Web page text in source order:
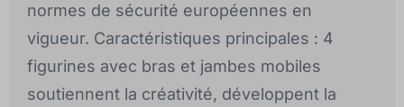
normes de sécurité européennes en
vigueur. Caractéristiques principales : 4
figurines avec bras et jambes mobiles
soutiennent la créativité, développent la